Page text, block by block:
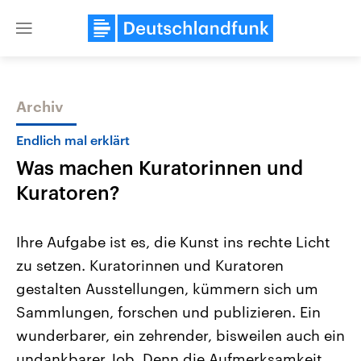
Close
Themen
Landtagswahl Sachsen-Anhalt
2026
Alle Informationen
Sachsen-Anhalt wählt am 6.
September 2026 einen neuen
Landtag. Seit 2021 wird das
Bundesland von einer Koalition aus
Aktuelle Beiträge,
Hintergründe
Wirtschaftlich und
gehören die Vereinigten
den mächtigsten Ländern
mit großem Einfluss auf
Archiv
Endlich mal erklärt
Was machen Kuratorinnen und
Kuratoren?
Ihre Aufgabe ist es, die Kunst ins rechte Licht
zu setzen. Kuratorinnen und Kuratoren
gestalten Ausstellungen, kümmern sich um
Sammlungen, forschen und publizieren. Ein
wunderbarer, ein zehrender, bisweilen auch ein